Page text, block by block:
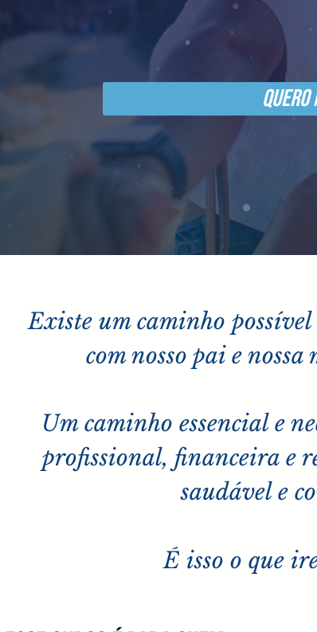
Existe um caminho
com nosso pai e
Um caminho essencial e
profissional, financeira e
saudável e
É isso o que